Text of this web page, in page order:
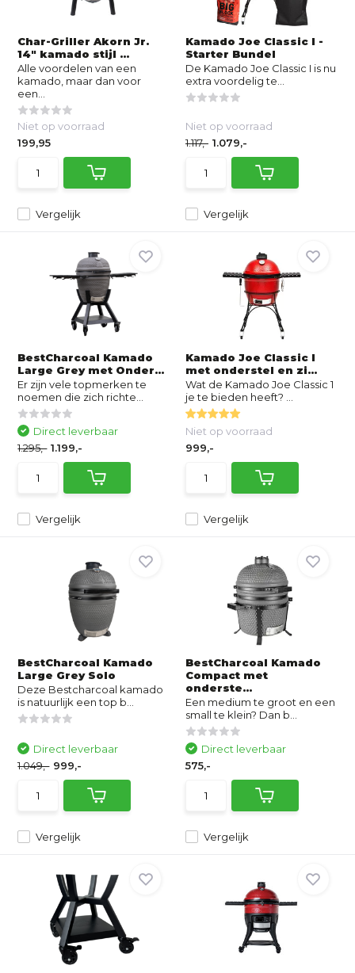
Char-Griller Akorn Jr.
14" kamado stijl ...
Alle voordelen van een
kamado, maar dan voor
een...
Vergelijk
Niet op voorraad
199,95
Kamado Joe Classic I -
Starter Bundel
De Kamado Joe Classic I is nu
extra voordelig te...
Vergelijk
Niet op voorraad
1.117,- 1.079,-
BestCharcoal Kamado
Large Grey met Onder...
Er zijn vele topmerken te
noemen die zich richte...
Vergelijk
Direct leverbaar
1.295,- 1.199,-
Kamado Joe Classic I
met onderstel en zi...
Wat de Kamado Joe Classic 1
je te bieden heeft? ...
Vergelijk
Niet op voorraad
999,-
BestCharcoal Kamado
Large Grey Solo
Deze Bestcharcoal kamado
is natuurlijk een top b...
Vergelijk
Direct leverbaar
1.049,- 999,-
BestCharcoal Kamado
Compact met
onderste...
Een medium te groot en een
small te klein? Dan b...
Vergelijk
Direct leverbaar
575,-